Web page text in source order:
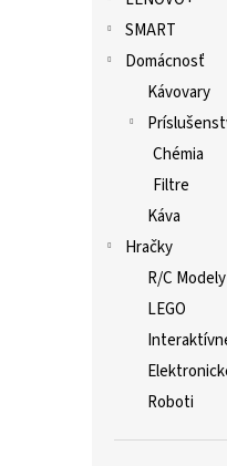
SMART
Domácnosť
Kávovary
Chémia
Filtre
Káva
Hračky
R/C Modely
LEGO
Roboti